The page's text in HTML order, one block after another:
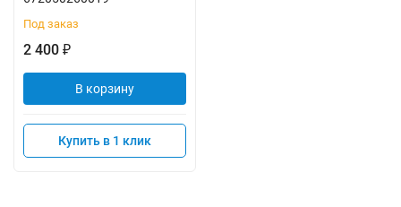
Под заказ
2 400 ₽
В корзину
Купить в 1 клик